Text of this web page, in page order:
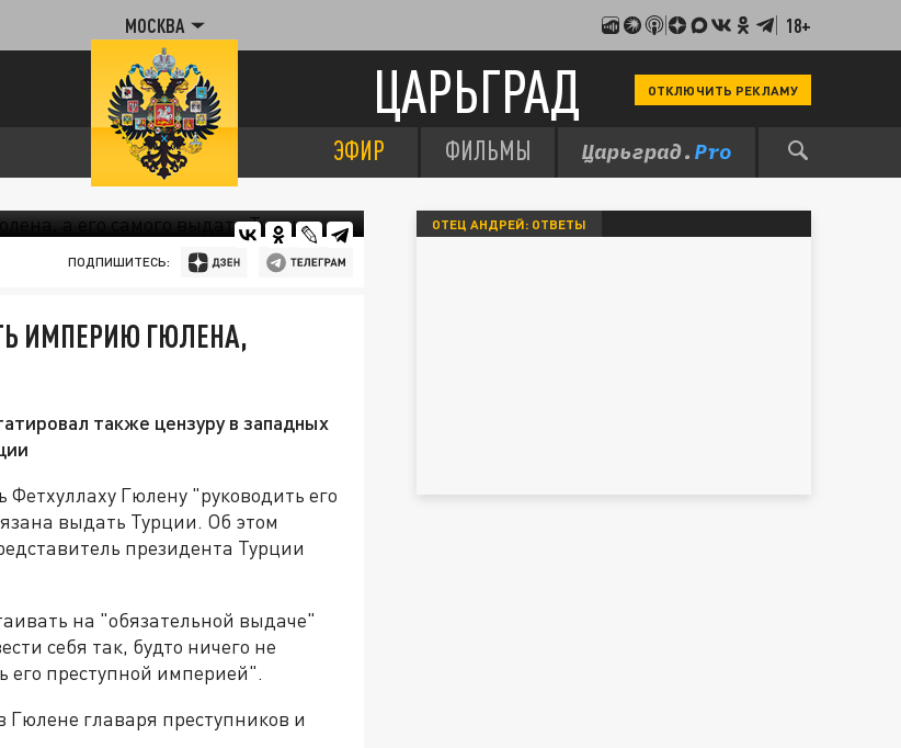
МОСКВА 18+
ЦАРЬГРАД ОТКЛЮЧИТЬ РЕКЛАМУ
ЭФИР ФИЛЬМЫ
ПОДПИШИТЕСЬ:
ИМПЕРИЮ ГЮЛЕНА,
также цензуру в западных
Гюлену "руководить его
выдать Турции. Об этом
президента Турции
на "обязательной выдаче"
себя так, будто ничего не
его преступной империей".
главаря преступников и
ОТЕЦ АНДРЕЙ: ОТВЕТЫ